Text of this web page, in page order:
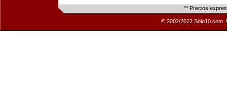
** Precios
© 2002/2022 Solo10.com